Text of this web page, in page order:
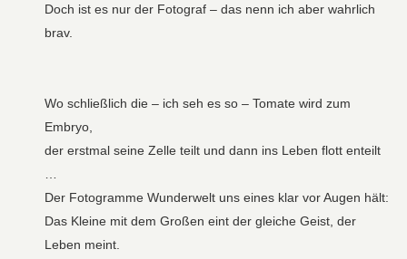
Doch ist es nur der Fotograf – das nenn ich aber wahrlich
brav.
Wo schließlich die – ich seh es so – Tomate wird zum
Embryo,
der erstmal seine Zelle teilt und dann ins Leben flott enteilt
Der Fotogramme Wunderwelt uns eines klar vor Augen hält:
Das Kleine mit dem Großen eint der gleiche Geist, der
Leben meint.